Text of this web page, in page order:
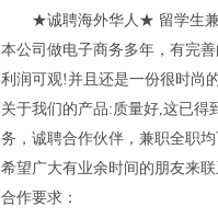
★诚聘海外华人★ 留学生
本公司做电子商务多年，有完
利润可观!并且还是一份很时尚
关于我们的产品:质量好,这已得
务，诚聘合作伙伴，兼职全职
希望广大有业余时间的朋友来
合作要求：